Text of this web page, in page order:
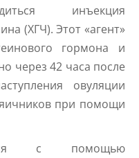
инъекция
(ХГЧ). Этот «агент»
гормона и
через 42 часа после
овуляции
при помощи
с помощью